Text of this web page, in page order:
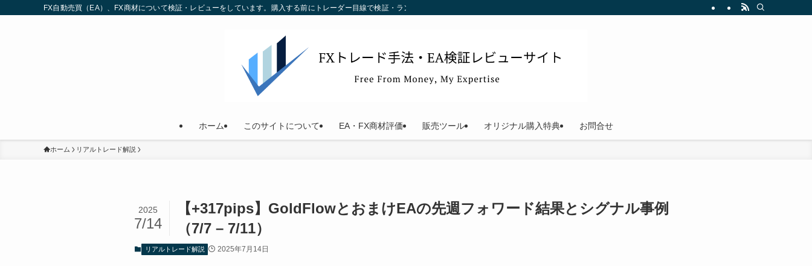
FX自動売買（EA）、FX商材について検証・レビューをしています。購入する前にトレーダー目線で検証・ランキング化している当サイトをご利用ください
ホーム このサイトについて EA・FX商材評価 販売ツール オリジナル購入特典 お問合せ
ホーム リアルトレード解説
【+317pips】GoldFlowとおまけEAの先週フォワード結果とシグナル事例
（7/7 – 7/11）
2025
7/14
リアルトレード解説 2025年7月14日